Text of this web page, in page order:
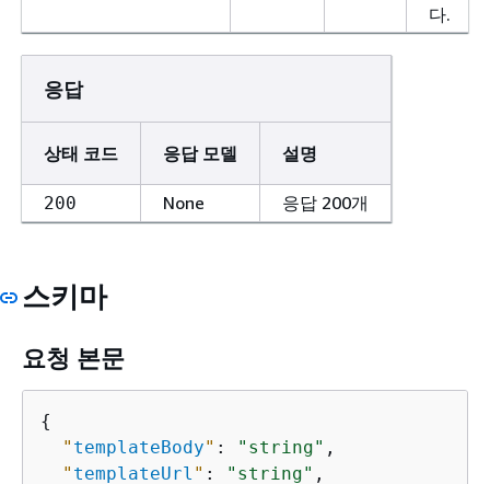
다.
응답
상태 코드 응답 모델 설명
200 None 응답 200개
스키마
요청 본문
{
" templateBody" : "string" ,
" templateUrl " : "string" ,